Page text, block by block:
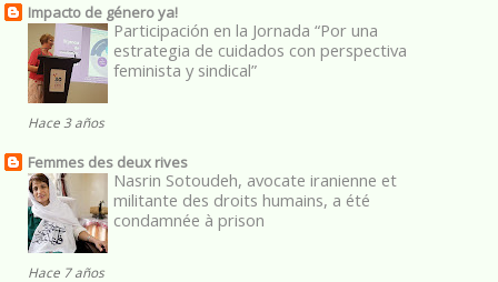
Impacto de género ya!
Participación en la Jornada “Por una
estrategia de cuidados con perspectiva
feminista y sindical”
Hace 3 años
Femmes des deux rives
Nasrin Sotoudeh, avocate iranienne et
militante des droits humains, a été
condamnée à prison
Hace 7 años